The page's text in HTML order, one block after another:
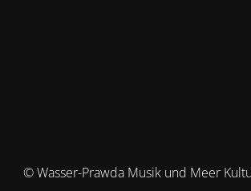
© Wasser-Prawda Musik und Meer